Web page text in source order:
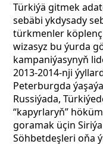
Türkiýä gitmek
sebäbi ykdysady
türkmenler
wizasyz bu ýurda
kampaniýasynyň
2013-2014-nji
Peterburgda
Russiýada,
“kapyrlaryň”
goramak üçin
Söhbetdeşleri oňa